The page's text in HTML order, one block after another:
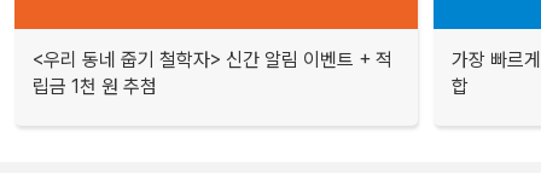
<우리 동네 줍기 철학자> 신간 알림 이벤트 + 적
립금 1천 원 추첨
가장 빠르
합